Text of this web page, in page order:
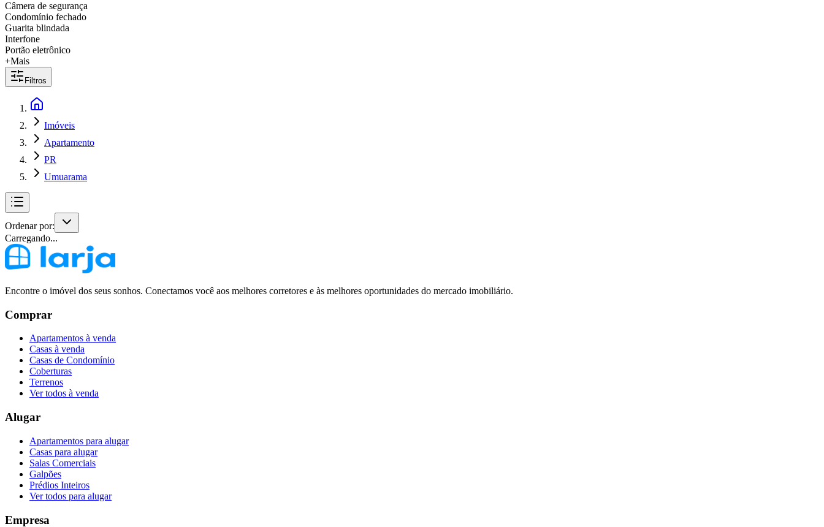
Câmera de segurança
Condomínio fechado
Guarita blindada
Interfone
Portão eletrônico
+Mais
Filtros
Imóveis
Apartamento
PR
Umuarama
Ordenar por:
Carregando...
Encontre o imóvel dos seus sonhos. Conectamos você aos melhores corretores e às melhores oportunidades do mercado imobiliário.
Comprar
Apartamentos à venda
Casas à venda
Casas de Condomínio
Coberturas
Terrenos
Ver todos à venda
Alugar
Apartamentos para alugar
Casas para alugar
Salas Comerciais
Galpões
Prédios Inteiros
Ver todos para alugar
Empresa